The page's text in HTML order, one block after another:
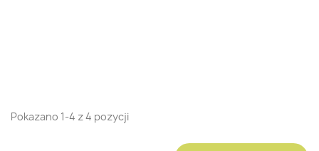
Pokazano 1-4 z 4 pozycji